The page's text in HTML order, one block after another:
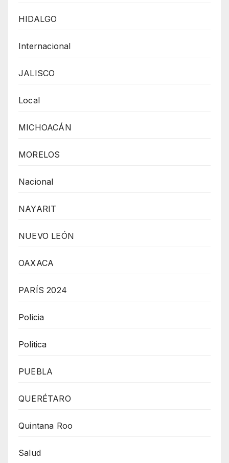
HIDALGO
Internacional
JALISCO
Local
MICHOACÁN
MORELOS
Nacional
NAYARIT
NUEVO LEÓN
OAXACA
PARÍS 2024
Policia
Politica
PUEBLA
QUERÉTARO
Quintana Roo
Salud